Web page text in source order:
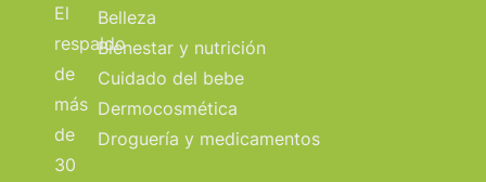
El
respaldo
de
más
de
30
Belleza
Bienestar y nutrición
Cuidado del bebe
Dermocosmética
Droguería y medicamentos